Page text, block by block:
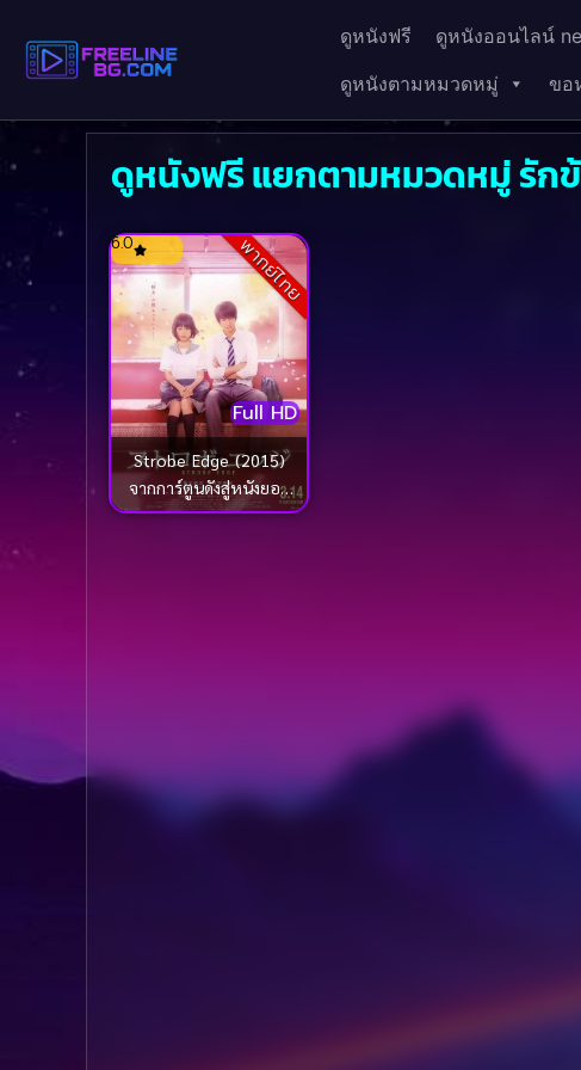
ดูหนังฟรี ดูหนังออนไลน์
ดูหนังตามหมวดหมู่
ขอ
ดูหนังฟรี แยกตามหมวดหมู่ รัก
พากย์ไทย
Full HD
6.0
Strobe Edge (2015)
จากการ์ตูนดังสู่หนังยอด
ฮิต [ซับไทย]